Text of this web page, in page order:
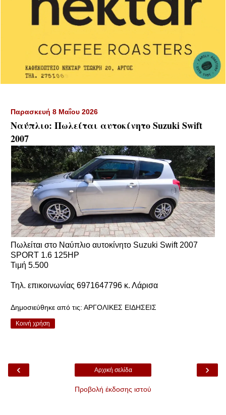
Παρασκευή 8 Μαΐου 2026
Ναύπλιο: Πωλείται αυτοκίνητο Suzuki Swift
2007
Πωλείται στο Ναύπλιο αυτοκίνητο Suzuki Swift 2007
SPORT 1.6 125HP
Τιμή 5.500
Τηλ. επικοινωνίας 6971647796 κ. Λάρισα
Δημοσιεύθηκε από τις: ΑΡΓΟΛΙΚΕΣ ΕΙΔΗΣΕΙΣ
Κοινή χρήση
‹ ›
Αρχική σελίδα
Προβολή έκδοσης ιστού